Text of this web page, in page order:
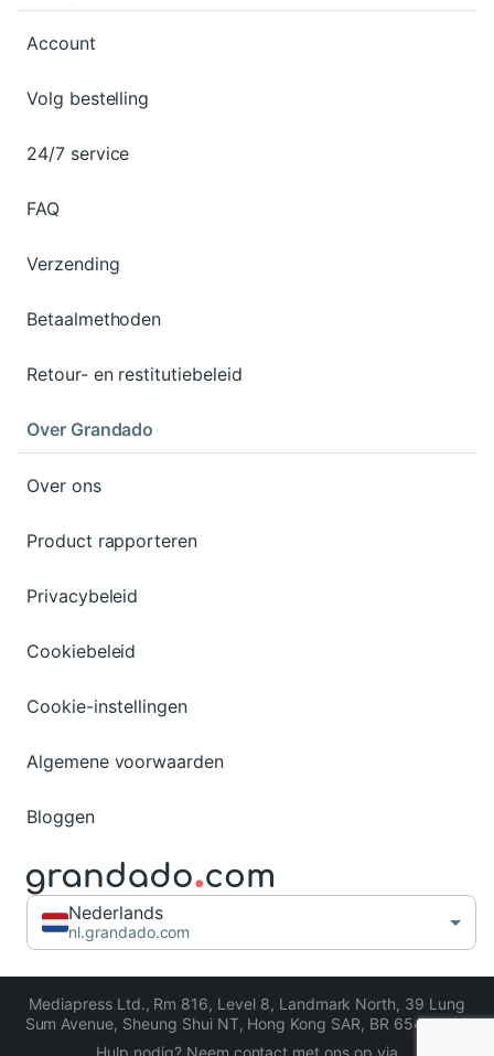
Account
Volg bestelling
24/7 service
FAQ
Verzending
Betaalmethoden
Retour- en restitutiebeleid
Over Grandado
Over ons
Product rapporteren
Privacybeleid
Cookiebeleid
Cookie-instellingen
Algemene voorwaarden
Bloggen
Nederlands
nl.grandado.com
Mediapress Ltd., Rm 816, Level 8, Landmark North, 39 Lung
Sum Avenue, Sheung Shui NT, Hong Kong SAR, BR 65413206
Hulp nodig? Neem contact met ons op via